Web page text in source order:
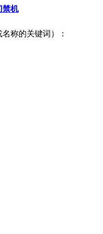
禁机
称的关键词）：